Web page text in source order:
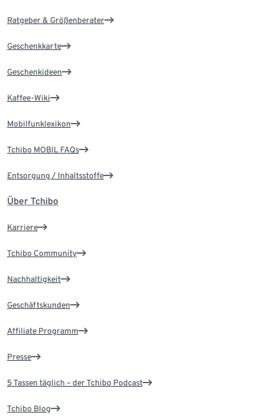
Ratgeber & Größenberater
Geschenkkarte
Geschenkideen
Kaffee-Wiki
Mobilfunklexikon
Tchibo MOBIL FAQs
Entsorgung / Inhaltsstoffe
Über Tchibo
Karriere
Tchibo Community
Nachhaltigkeit
Geschäftskunden
Affiliate Programm
Presse
5 Tassen täglich – der Tchibo Podcast
Tchibo Blog